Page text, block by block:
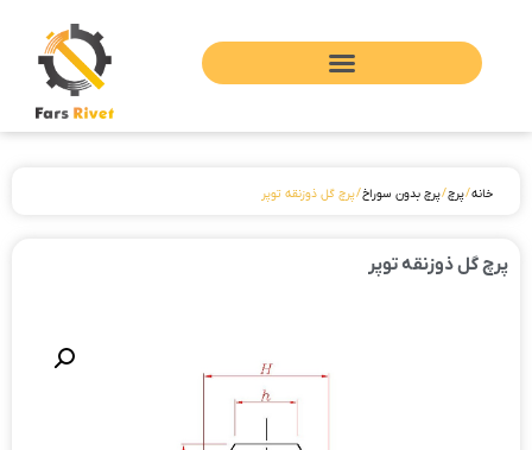
خانه/پرچ/پرچ بدون سوراخ/ پرچ گل ذوزنقه توپر
پرچ گل ذوزنقه توپر